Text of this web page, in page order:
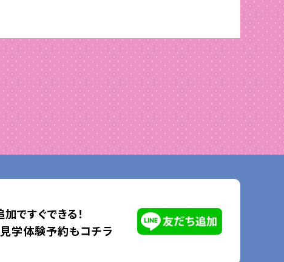
ですぐできる！
見学体験予約もコチラ